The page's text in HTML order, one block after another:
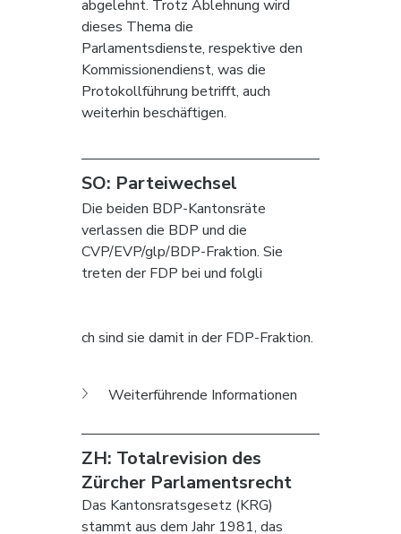
abgelehnt. Trotz Ablehnung wird
dieses Thema die
Parlamentsdienste, respektive den
Kommissionendienst, was die
Protokollführung betrifft, auch
weiterhin beschäftigen.
SO: Parteiwechsel
Die beiden BDP-Kantonsräte
verlassen die BDP und die
CVP/EVP/glp/BDP-Fraktion. Sie
treten der FDP bei und folgli
ch sind sie damit in der FDP-Fraktion.
Weiterführende Informationen
ZH: Totalrevision des
Zürcher Parlamentsrecht
Das Kantonsratsgesetz (KRG)
stammt aus dem Jahr 1981, das